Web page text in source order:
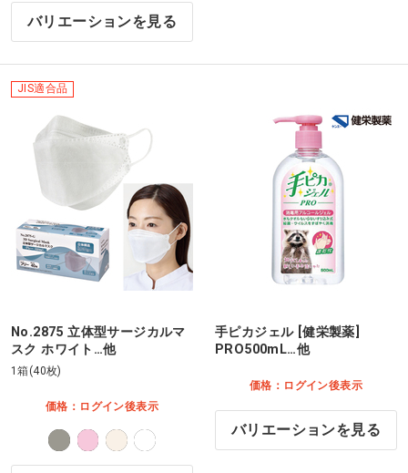
バリエーションを見る
JIS適合品
No.2875 立体型サージカルマ
スク ホワイト…他
1箱(40枚)
価格：ログイン後表示
手ピカジェル [健栄製薬]
PRO500mL…他
価格：ログイン後表示
バリエーションを見る